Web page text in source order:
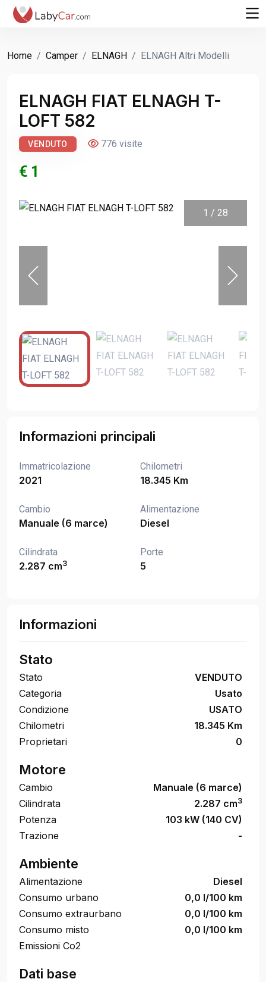
Home Camper ELNAGH ELNAGH Altri Modelli
ELNAGH FIAT ELNAGH T-
LOFT 582
VENDUTO 776 visite
€ 1
1 / 28
Informazioni principali
Immatricolazione
2021
Chilometri
18.345 Km
Cambio
Manuale (6 marce)
Alimentazione
Diesel
Cilindrata
2.287 cm3
Porte
5
Informazioni
Stato
Stato
VENDUTO
Categoria
Usato
Condizione
USATO
Chilometri
18.345 Km
Proprietari
0
Motore
Cambio
Manuale (6 marce)
Cilindrata
2.287 cm3
Potenza
103 kW (140 CV)
Trazione
-
Ambiente
Alimentazione
Diesel
Consumo urbano
0,0 l/100 km
Consumo extraurbano
0,0 l/100 km
Consumo misto
0,0 l/100 km
Emissioni Co2
Dati base